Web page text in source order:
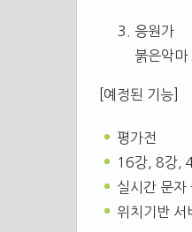
응원가
붉은악
[예정된 기능]
평가전
16강, 8강,
실시간 문자
위치기반 서